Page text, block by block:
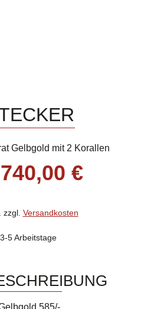
Gelbgold mit 2 Korallen
Preis
war:
1.480,00 €
740,00 €
zzgl. Versandkosten
3-5 Arbeitstage
585/-